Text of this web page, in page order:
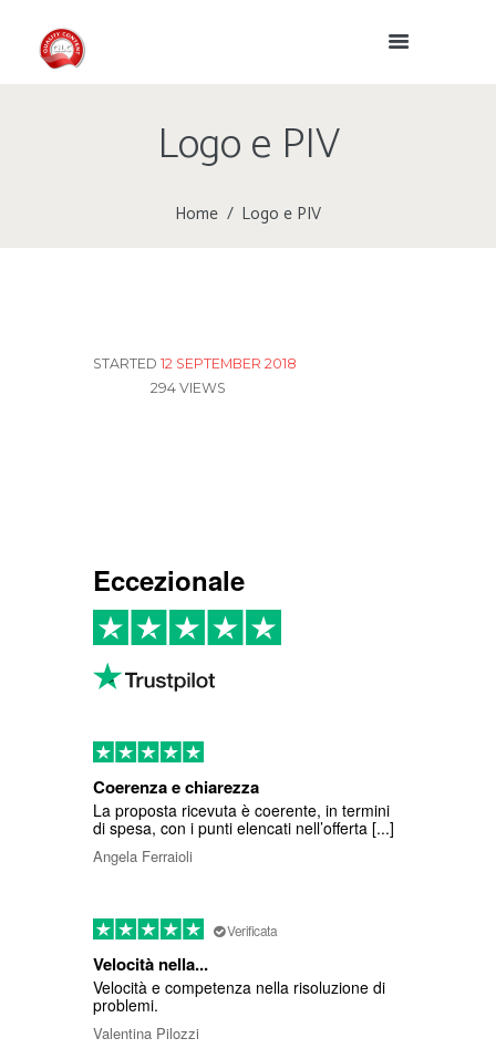
Logo e PIV
Home Logo e PIV
STARTED 12 SEPTEMBER 2018
294VIEWS
Eccezionale
Coerenza e chiarezza
La proposta ricevuta è coerente, in termini
di spesa, con i punti elencati nell’offerta [...]
Angela Ferraioli
Verificata
Velocità nella...
Velocità e competenza nella risoluzione di
problemi.
Valentina Pilozzi